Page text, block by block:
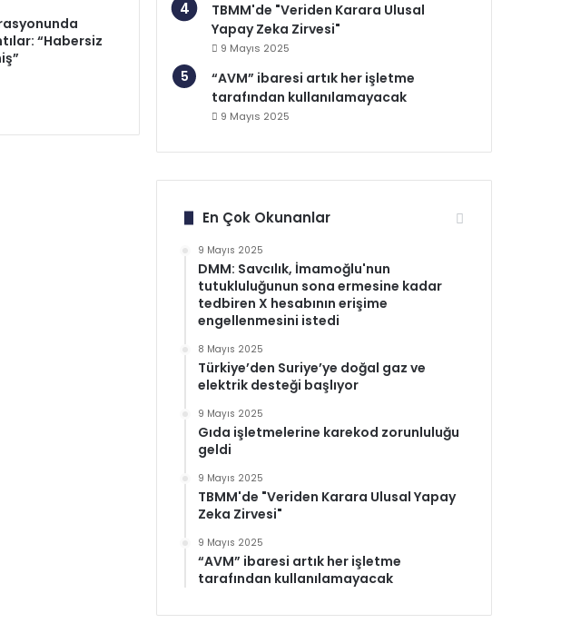
“Habersiz
TBMM'de "Veriden Karara Ulusal
Yapay Zeka Zirvesi"
9 Mayıs 2025
“AVM” ibaresi artık her işletme
tarafından kullanılamayacak
9 Mayıs 2025
En Çok Okunanlar
9 Mayıs 2025
DMM: Savcılık, İmamoğlu'nun
tutukluluğunun sona ermesine kadar
tedbiren X hesabının erişime
engellenmesini istedi
8 Mayıs 2025
Türkiye’den Suriye’ye doğal gaz ve
elektrik desteği başlıyor
9 Mayıs 2025
Gıda işletmelerine karekod zorunluluğu
geldi
9 Mayıs 2025
TBMM'de "Veriden Karara Ulusal Yapay
Zeka Zirvesi"
9 Mayıs 2025
“AVM” ibaresi artık her işletme
tarafından kullanılamayacak